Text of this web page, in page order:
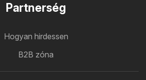
Partnerség
Hogyan hirdessen
B2B zóna